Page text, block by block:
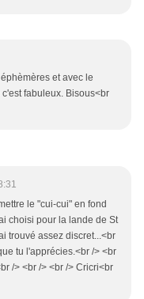
et avec le
fabuleux. Bisous<br
le "cui-cui" en fond
choisi pour la lande de St
trouvé assez discret...<br
tu l'apprécies.<br /> <br
/> <br /> <br /> Cricri<br